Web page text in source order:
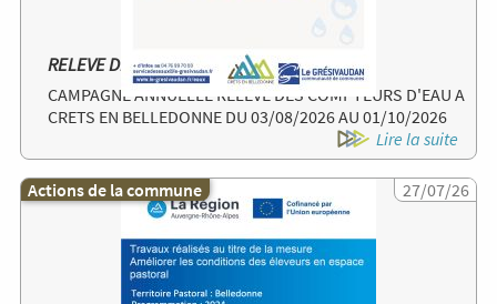
RELEVE DES COMPTEURS D'EAU
CAMPAGNE ANNUELLE RELEVE DES COMPTEURS D'EAU A
CRETS EN BELLEDONNE DU 03/08/2026 AU 01/10/2026
Lire la suite
Actions de la commune 27/07/26